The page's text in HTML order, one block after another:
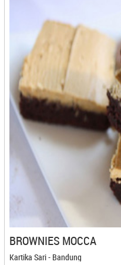
CV Karya Boga Jaya -
CV Karya Boga Jaya -
CV. Berkah Impian
CV. Ghaza Catering -
CV. Itrade Intl - Bekasi
CV. Kaleb Berkah -
CV. Mirando - Pangkal
CV. Muda Kopi
CV. Prima Rasa -
CV. Rosalia Jaya -
CV. Saripati Laer -
CV. Semar Food
CV. Semar Food - Cilegon
CV. Tirta Dewi - Kuningan
CV. Warna Warni
CV. Yakin Rizki Illahi -
D'Ipey - Makassar
BROWNIES MOCCA
Kartika Sari - Bandung